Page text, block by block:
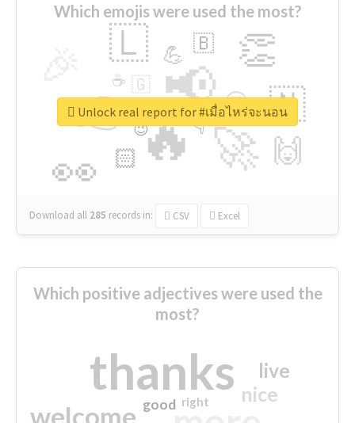
Which emojis were used the most?
🔥
👉 📢
🚀
👀
👏
🇱
🇳
🙌
😍
🏻
💪 🇧
👇
🇬
🔷
☕
😉
🎡
Download all 285 records in: CSV Excel
Unlock real report for #เมื่อไหร่จะนอน
Which positive adjectives were used the
most?
thanks
welcome
nice
live
good right